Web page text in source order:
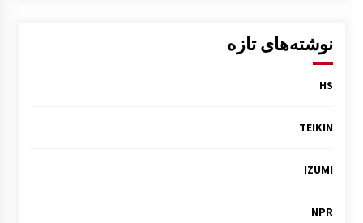
نوشته‌های تازه
HS
TEIKIN
IZUMI
NPR